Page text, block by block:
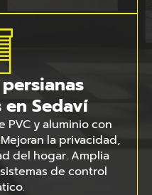
Sedaví
PVC y aluminio con
la privacidad,
del hogar. Amplia
de control